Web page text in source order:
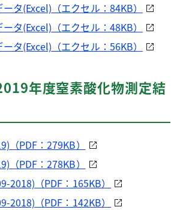
タ(Excel)（エクセル：84KB）
タ(Excel)（エクセル：48KB）
タ(Excel)（エクセル：56KB）
年度窒素酸化物測定結
（PDF：279KB）
（PDF：278KB）
2018)（PDF：165KB）
2018)（PDF：142KB）